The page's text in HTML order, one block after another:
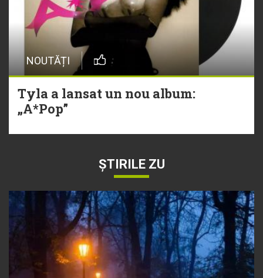
NOUTĂȚI
Tyla a lansat un nou album:
„A*Pop”
ȘTIRILE ZU